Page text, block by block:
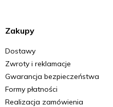
Zakupy
Dostawy
Zwroty i reklamacje
Gwarancja bezpieczeństwa
Formy płatności
Realizacja zamówienia